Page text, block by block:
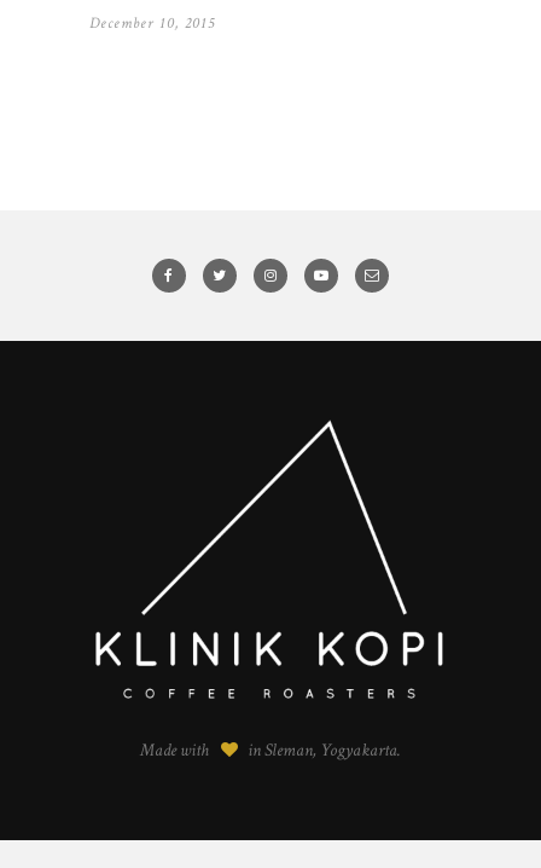
December 10, 2015
Made with in Sleman, Yogyakarta.